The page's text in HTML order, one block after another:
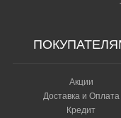
Акции
Доставка и Оплата
Кредит